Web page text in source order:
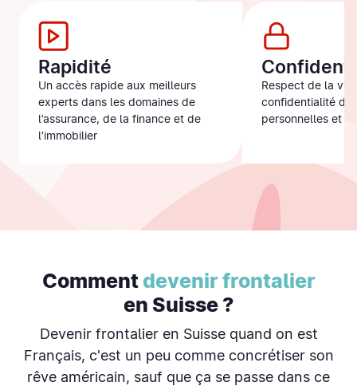
Rapidité
Un accès rapide aux meilleurs
experts dans les domaines de
l’assurance, de la finance et de
l’immobilier
Respect de la vie
confidentialité
personnelles et
Comment devenir frontalier
en Suisse ?
Devenir frontalier en Suisse quand on est
Français, c'est un peu comme concrétiser son
rêve américain, sauf que ça se passe dans ce